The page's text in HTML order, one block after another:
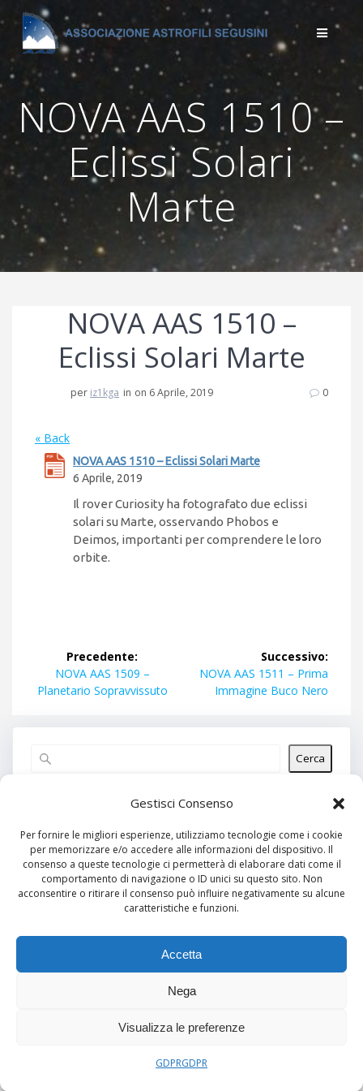
Gestisci Consenso
Per fornire le migliori esperienze, utilizziamo tecnologie come i cookie
per memorizzare e/o accedere alle informazioni del dispositivo. Il
consenso a queste tecnologie ci permetterà di elaborare dati come il
comportamento di navigazione o ID unici su questo sito. Non
acconsentire o ritirare il consenso può influire negativamente su alcune
caratteristiche e funzioni.
Accetta
Nega
Visualizza le preferenze
GDPRGDPR
Salta
al
contenuto
NOVA AAS 1510 –
Eclissi Solari
Marte
NOVA AAS 1510 –
Eclissi Solari Marte
per iz1kga in on 6 Aprile, 2019 0
« Back
NOVA AAS 1510 – Eclissi Solari Marte
6 Aprile, 2019
Il rover Curiosity ha fotografato due eclissi
solari su Marte, osservando Phobos e
Deimos, importanti per comprendere le loro
orbite.
Navigazione
articoli
Precedente:
Articolo
precedente:
NOVA AAS 1509 –
Planetario Sopravvissuto
Successivo:
Articolo
successivo:
NOVA AAS 1511 – Prima
Immagine Buco Nero
Cerca
Articoli recenti
Commenti recenti
Nessun commento da mostrare.
Nessun archivio da mostrare.
Categorie
Nessuna categoria